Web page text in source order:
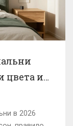
цвета и
в 2026